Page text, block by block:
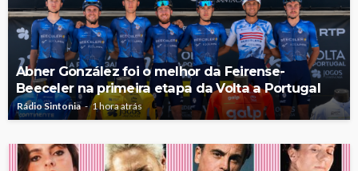
Abner González foi o melhor da Feirense-
Beeceler na primeira etapa da Volta a Portugal
Rádio Sintonia 1 hora atrás